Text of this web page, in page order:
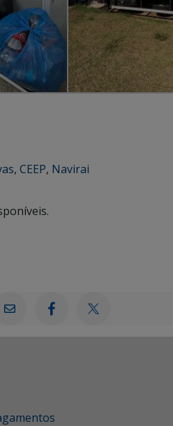
, CEEP, Navirai